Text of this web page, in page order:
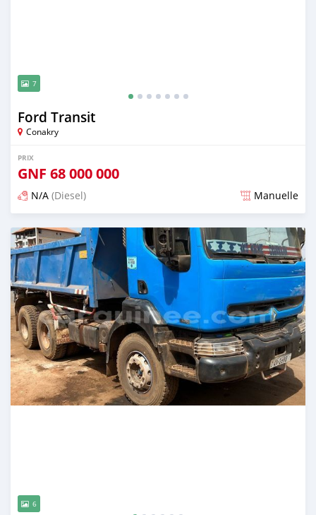
7
Ford Transit
Conakry
PRIX
GNF 68 000 000
N/A (Diesel) Manuelle
Publié il y a plus d'un an
6